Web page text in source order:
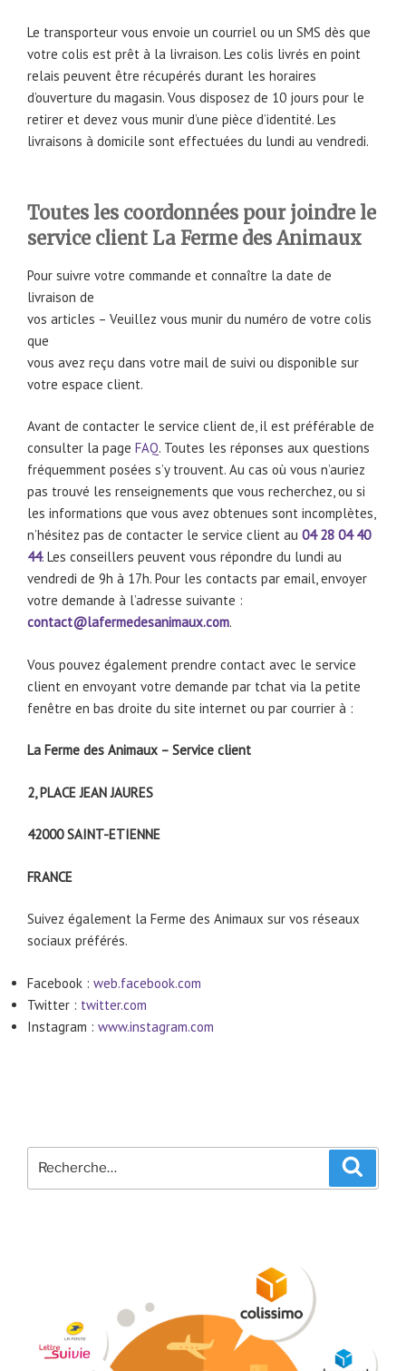
Le transporteur vous envoie un courriel ou un SMS dès que
votre colis est prêt à la livraison. Les colis livrés en point
relais peuvent être récupérés durant les horaires
d’ouverture du magasin. Vous disposez de 10 jours pour le
retirer et devez vous munir d’une pièce d’identité. Les
livraisons à domicile sont effectuées du lundi au vendredi.
Toutes les coordonnées pour joindre le
service client La Ferme des Animaux
Pour suivre votre commande et connaître la date de
livraison de
vos articles – Veuillez vous munir du numéro de votre colis
que
vous avez reçu dans votre mail de suivi ou disponible sur
votre espace client.
Avant de contacter le service client de, il est préférable de
consulter la page FAQ. Toutes les réponses aux questions
fréquemment posées s’y trouvent. Au cas où vous n’auriez
pas trouvé les renseignements que vous recherchez, ou si
les informations que vous avez obtenues sont incomplètes,
n’hésitez pas de contacter le service client au 04 28 04 40
44. Les conseillers peuvent vous répondre du lundi au
vendredi de 9h à 17h. Pour les contacts par email, envoyer
votre demande à l’adresse suivante :
contact@lafermedesanimaux.com.
Vous pouvez également prendre contact avec le service
client en envoyant votre demande par tchat via la petite
fenêtre en bas droite du site internet ou par courrier à :
La Ferme des Animaux – Service client
2, PLACE JEAN JAURES
42000 SAINT-ETIENNE
FRANCE
Suivez également la Ferme des Animaux sur vos réseaux
sociaux préférés.
Facebook : web.facebook.com
Twitter : twitter.com
Instagram : www.instagram.com
pour